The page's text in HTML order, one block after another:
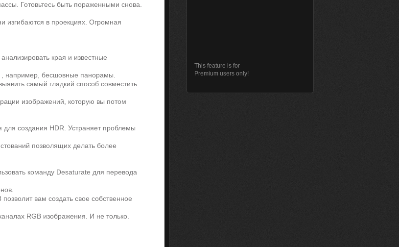
Готовьтесь быть пораженными снова.
изгибаются в проекциях. Огромная
края и известные
, например, бесшовные панорамы.
самый гладкий способ совместить
изображений, которую вы потом
для создания HDR. Устраняет проблемы
позволящих делать более
команду Desaturate для перевода
вам создать свое собственное
RGB изображения. И не только.
This feature is for
Premium users only!